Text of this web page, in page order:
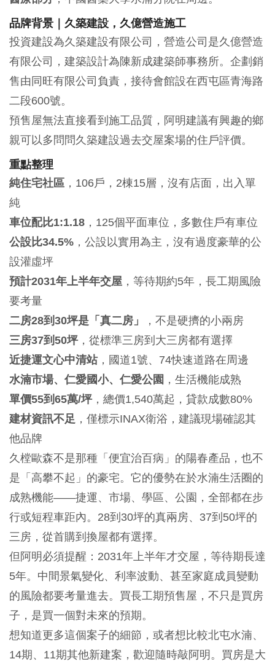
品牌背景｜久築建設，久億營造施工
投資建設為久築建設有限公司，營造公司是久億營造
有限公司，建築設計為陳新成建築師事務所。企劃銷
售由同旺有限公司負責，接待會館設在西屯區青海路
二段600號。
預售屋無法直接看到施工品質，阿明建議有興趣的鄉
親可以多問問久築建設過去交屋案場的住戶評價。
重點整理
純住宅社區 ，106戶，2棟15層，沒有店面，出入單
純
車位配比1:1.18 ，125個平面車位，多數住戶有車位
公設比34.5% ，公設以實用為主，沒有過度豪華的公
設灌虛坪
預計2031年上半年交屋 ，等待期約5年，長工期風險
要考量
二房28到30坪是「真二房」
，不是硬擠的小兩房
三房37到50坪，從標準三房到大三房都有選擇
近捷運文心中清站，國道1號、74快速道路在周邊
水湳市場、仁愛國小、仁愛公園 ，生活機能成熟
單價55到65萬/坪，總價1,540萬起，貸款成數80%
建材資訊不足 ，僅標示INAX衛浴，建議現場確認其
他品牌
久樘歐森不是那種「便宜治百病」的陽春產品，也不
是「高攀不起」的豪宅。它的優勢在於水湳生活圈的
成熟機能——捷運、市場、學區、公園，全部都在步
行或短程車距內。28到30坪的真兩房、37到50坪的
三房，從首購到換屋都有選擇。
但阿明必須提醒：2031年上半年才交屋，等待期長達
5年。中間景氣變化、利率波動、甚至家庭成員變動
的風險都要考量進去。買長工期預售屋，不只是買房
子，是買一個對未來的預期。
想知道更多這個案子的細節，或者想比較北屯水湳、
14期、11期其他新建案，歡迎隨時敲阿明。買房是大